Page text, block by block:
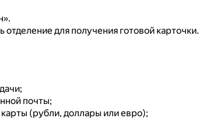
отделение для получения готовой карточки.
почты;
(рубли, доллары или евро);